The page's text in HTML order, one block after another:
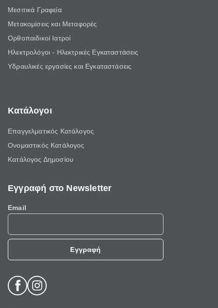
Μεσιτικά Γραφεία
Μετακομίσεις και Μεταφορές
Ορθοπαιδικοί Ιατροί
Ηλεκτρολόγοι - Ηλεκτρικές Εγκαταστάσεις
Υδραυλικές εργασίες και Εγκαταστάσεις
Κατάλογοι
Επαγγελματικός Κατάλογος
Ονομαστικός Κατάλογος
Κατάλογος Δημοσίου
Εγγραφή στο Newsletter
Email
Εγγραφή